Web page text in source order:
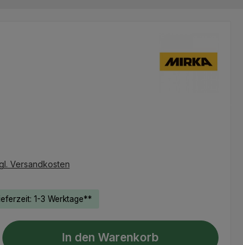
Versandkosten
1-3 Werktage**
den gewünschten Wert ein oder benutze die Schaltflächen
In den Warenkorb